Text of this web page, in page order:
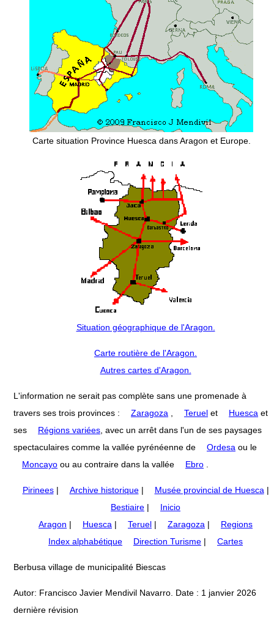
Carte situation Province Huesca dans Aragon et Europe.
Situation géographique de l'Aragon.
Carte routière de l'Aragon.
Autres cartes d'Aragon.
L'information ne serait pas complète sans une promenade à
travers ses trois provinces :
Zaragoza Teruel et Huesca et
ses
Régions variées , avec un arrêt dans l'un de ses paysages
spectaculaires comme la vallée pyrénéenne de
Ordesa ou le
Moncayo ou au contraire dans la vallée Ebro
Pirinees| Archive historique| Musée provincial de Huesca |
Bestiaire |
Inicio
Aragon | Huesca | Teruel | Zaragoza |
Regions
Index alphabétique
Direction Turisme | Cartes
Berbusa village de municipalité Biescas
Autor: Francisco Javier Mendivil Navarro. Date : 1 janvier 2026
dernière révision